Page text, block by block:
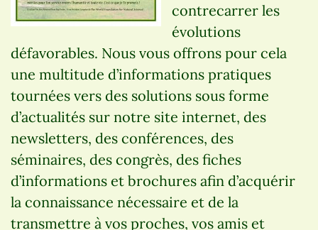
contrecarrer les
évolutions
défavorables. Nous vous offrons pour cela
une multitude d’informations pratiques
tournées vers des solutions sous forme
d’actualités sur notre site internet, des
newsletters, des conférences, des
séminaires, des congrès, des fiches
d’informations et brochures afin d’acquérir
la connaissance nécessaire et de la
transmettre à vos proches, vos amis et